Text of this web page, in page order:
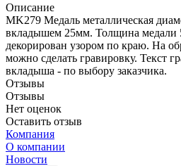
Описание
MK279 Медаль металлическая
вкладышем 25мм. Толщина медали
декорирован узором по краю. На
можно сделать гравировку. Текст
вкладыша - по выбору заказчика.
Отзывы
Отзывы
Нет оценок
Оставить отзыв
Компания
О компании
Новости